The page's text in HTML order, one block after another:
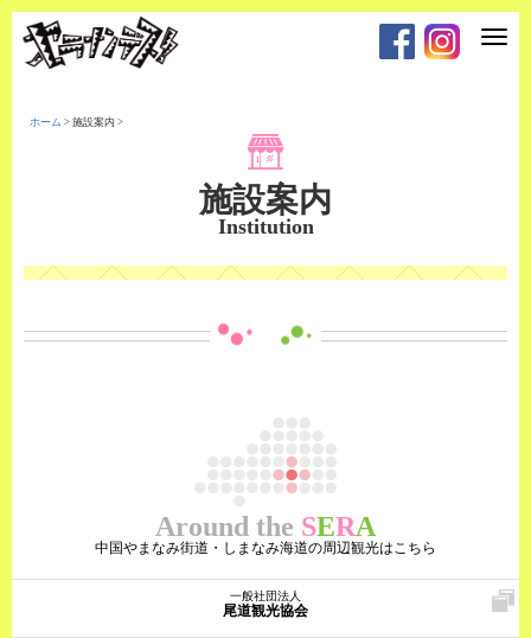
T
o
n
ホーム > 施設案内 >
施設案内
Institution
Around the SERA
中国やまなみ街道・しまなみ海道の周辺観光はこちら
一般社団法人
尾道観光協会